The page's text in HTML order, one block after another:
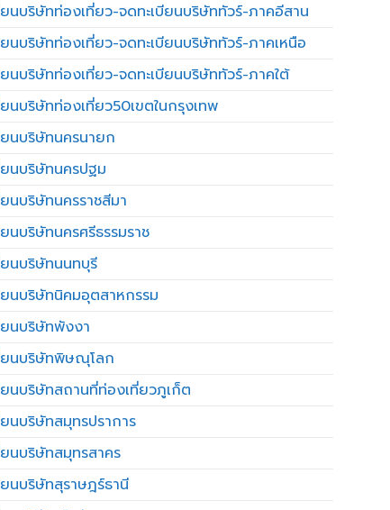
ยนบริษัทท่องเที่ยว-จดทะเบียนบริษัททัวร์-ภาคอีสาน
ยนบริษัทท่องเที่ยว-จดทะเบียนบริษัททัวร์-ภาคเหนือ
ยนบริษัทท่องเที่ยว-จดทะเบียนบริษัททัวร์-ภาคใต้
นบริษัทท่องเที่ยว50เขตในกรุงเทพ
ยนบริษัทนครนายก
ยนบริษัทนครปฐม
นบริษัทนครราชสีมา
นบริษัทนครศรีธรรมราช
ยนบริษัทนนทบุรี
ยนบริษัทนิคมอุตสาหกรรม
ยนบริษัทพังงา
ยนบริษัทพิษณุโลก
ยนบริษัทสถานที่ท่องเที่ยวภูเก็ต
นบริษัทสมุทรปราการ
ยนบริษัทสมุทรสาคร
นบริษัทสุราษฎร์ธานี